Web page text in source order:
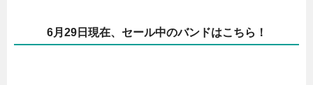
6月29日現在、セール中のバンドはこちら！